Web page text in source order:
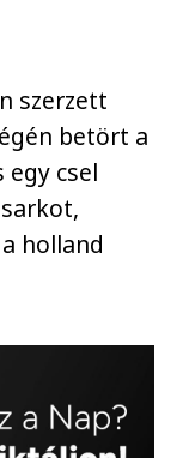
szerzett
betört a
csel
holland